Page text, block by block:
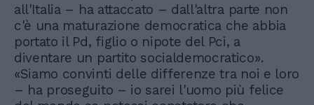
all'Italia – ha attaccato – dall'altra parte non
c'è una maturazione democratica che abbia
portato il Pd, figlio o nipote del Pci, a
diventare un partito socialdemocratico».
«Siamo convinti delle differenze tra noi e loro
– ha proseguito – io sarei l'uomo più felice